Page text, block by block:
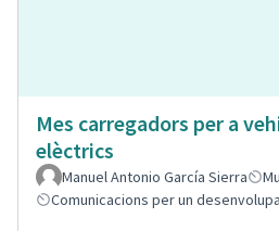
Mes carregadors per a
elèctrics
Manuel Antonio García Sierra
Comunicacions per un